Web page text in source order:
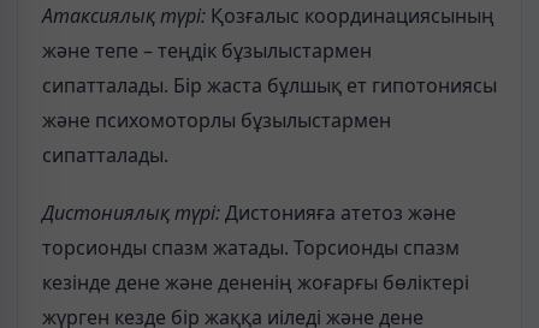
Атаксиялық түрі: Қозғалыс координациясының
және тепе – теңдік бұзылыстармен
сипатталады. Бір жаста бұлшық ет гипотониясы
және психомоторлы бұзылыстармен
сипатталады.
Дистониялық түрі:Дистонияға атетоз және
торсионды спазм жатады. Торсионды спазм
кезінде дене және дененің жоғарғы бөліктері
жүрген кезде бір жаққа иіледі және дене